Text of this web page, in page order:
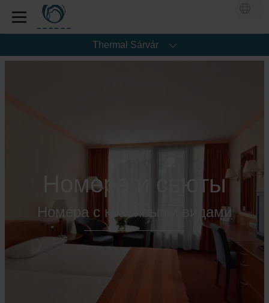
Thermal Sárvár
Номера и сьюты
Номера с красивыми видами